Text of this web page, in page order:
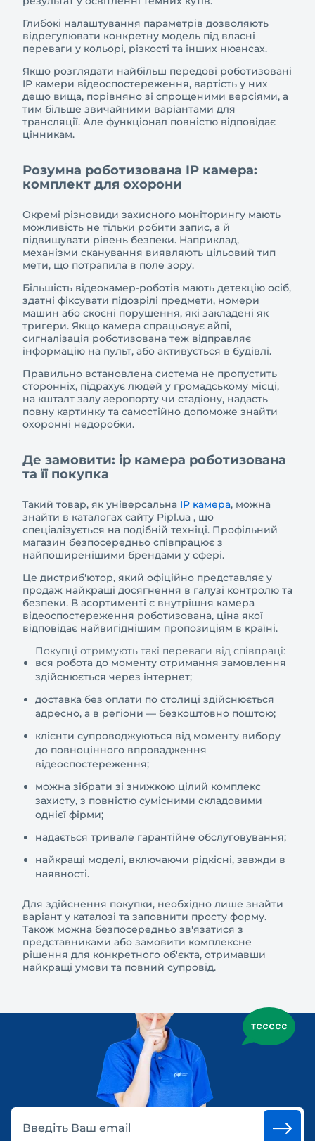
Глибокі налаштування параметрів дозволяють
відрегулювати конкретну модель під власні
переваги у кольорі, різкості та інших нюансах.
Якщо розглядати найбільш передові роботизовані
IP камери відеоспостереження, вартість у них
дещо вища, порівняно зі спрощеними версіями, а
тим більше звичайними варіантами для
трансляції. Але функціонал повністю відповідає
цінникам.
Розумна роботизована IP камера:
комплект для охорони
Окремі різновиди захисного моніторингу мають
можливість не тільки робити запис, а й
підвищувати рівень безпеки. Наприклад,
механізми сканування виявляють цільовий тип
мети, що потрапила в поле зору.
Більшість відеокамер-роботів мають детекцію осіб,
здатні фіксувати підозрілі предмети, номери
машин або скоєні порушення, які закладені як
тригери. Якщо камера спрацьовує айпі,
сигналізація роботизована теж відправляє
інформацію на пульт, або активується в будівлі.
Правильно встановлена система не пропустить
сторонніх, підрахує людей у громадському місці,
на кшталт залу аеропорту чи стадіону, надасть
повну картинку та самостійно допоможе знайти
охоронні недоробки.
Де замовити: ip камера роботизована
та її покупка
Такий товар, як універсальна IP камера, можна
знайти в каталогах сайту Pipl.ua , що
спеціалізується на подібній техніці. Профільний
магазин безпосередньо співпрацює з
найпоширенішими брендами у сфері.
Це дистриб'ютор, який офіційно представляє у
продаж найкращі досягнення в галузі контролю та
безпеки. В асортименті є внутрішня камера
відеоспостереження роботизована, ціна якої
відповідає найвигіднішим пропозиціям в країні.
Покупці отримують такі переваги від співпраці:
вся робота до моменту отримання замовлення
здійснюється через інтернет;
доставка без оплати по столиці здійснюється
адресно, а в регіони — безкоштовно поштою;
клієнти супроводжуються від моменту вибору
до повноцінного впровадження
відеоспостереження;
можна зібрати зі знижкою цілий комплекс
захисту, з повністю сумісними складовими
однієї фірми;
надається тривале гарантійне обслуговування;
найкращі моделі, включаючи рідкісні, завжди в
наявності.
Для здійснення покупки, необхідно лише знайти
варіант у каталозі та заповнити просту форму.
Також можна безпосередньо зв'язатися з
представниками або замовити комплексне
рішення для конкретного об'єкта, отримавши
найкращі умови та повний супровід.
Введіть Ваш email